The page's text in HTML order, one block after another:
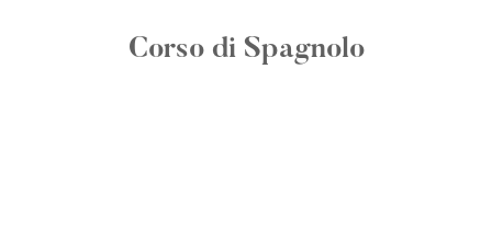
Corso di Spagnolo